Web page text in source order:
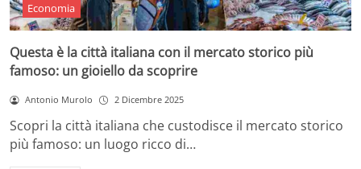
Economia
Questa è la città italiana con il mercato storico più
famoso: un gioiello da scoprire
Antonio Murolo 2 Dicembre 2025
Scopri la città italiana che custodisce il mercato storico
più famoso: un luogo ricco di…